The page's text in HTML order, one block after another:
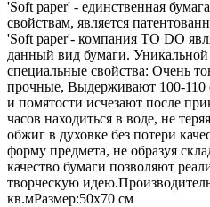
'Soft paper' - единственная
свойствам, является
'Soft paper'- компания TO DO
данный вид бумаги. Уникальной
специальные свойства: Очень
прочные, Выдерживают 100-
и помятости исчезают после
часов находиться в воде, не
обжиг в духовке без потери
форму предмета, не образуя
качество бумаги позволяют
творческую
кв.мРазмер:50х70 см